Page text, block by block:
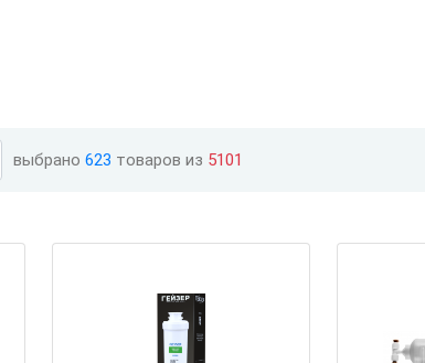
выбрано 623 товаров из 5101